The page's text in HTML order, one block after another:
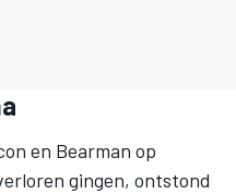
en Bearman op
gingen, ontstond